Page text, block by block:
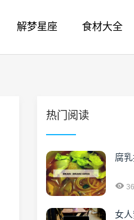
解梦星座 食材大全
热门阅读
腐
女